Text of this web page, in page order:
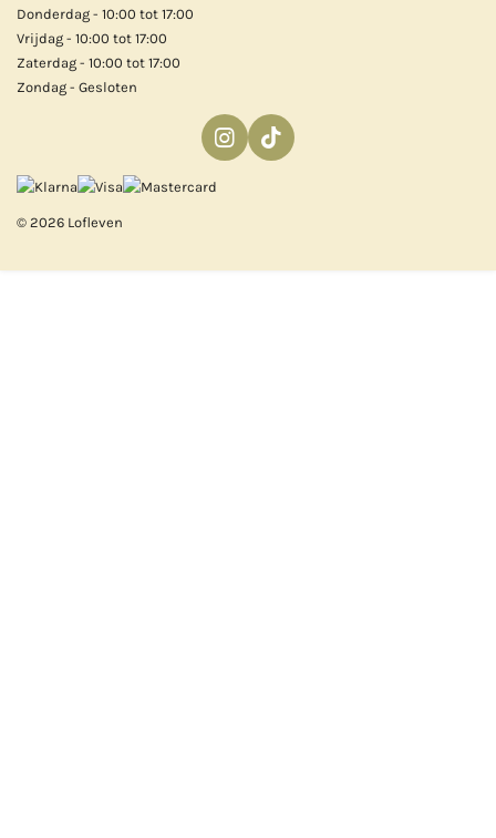
Donderdag - 10:00 tot 17:00
Vrijdag - 10:00 tot 17:00
Zaterdag - 10:00 tot 17:00
Zondag - Gesloten
I
n
r
T
i
© 2026 Lofleven